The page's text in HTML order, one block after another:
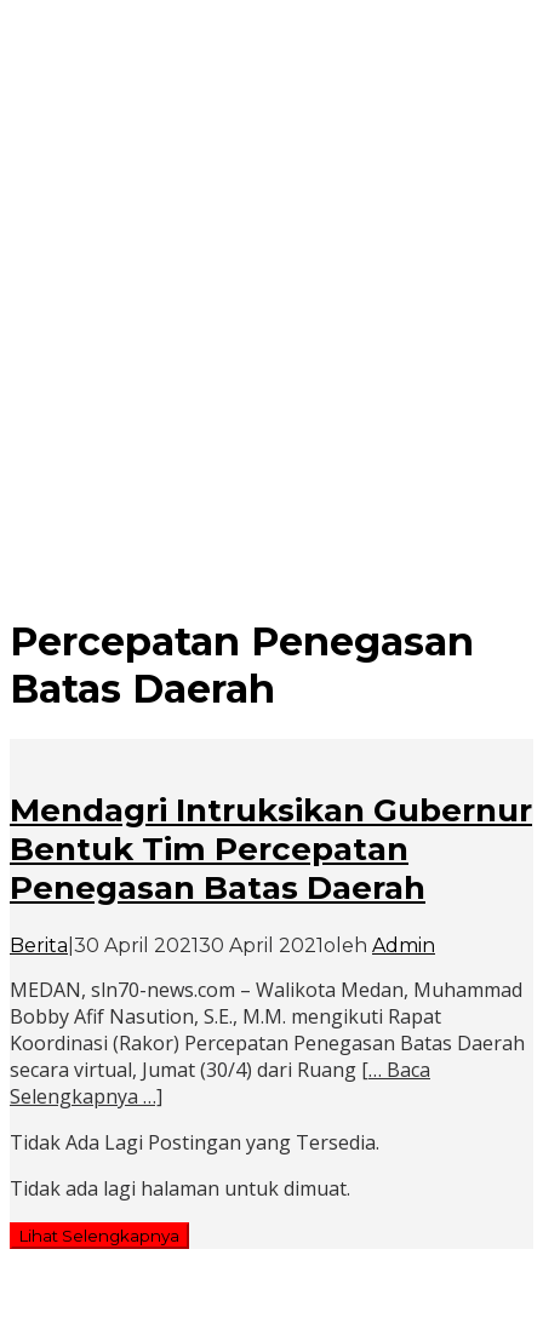
Percepatan Penegasan
Batas Daerah
Mendagri Intruksikan Gubernur
Bentuk Tim Percepatan
Penegasan Batas Daerah
Berita 30 April 202130 April 2021oleh Admin
MEDAN, sln70-news.com – Walikota Medan, Muhammad
Bobby Afif Nasution, S.E., M.M. mengikuti Rapat
Koordinasi (Rakor) Percepatan Penegasan Batas Daerah
secara virtual, Jumat (30/4) dari Ruang [… Baca
Selengkapnya …]
Tidak Ada Lagi Postingan yang Tersedia.
Tidak ada lagi halaman untuk dimuat.
Lihat Selengkapnya